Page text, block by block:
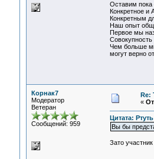
Оставим пока
Конкретное и
Конкретным
Наш опыт
Первое мы
Чем больше
могут верно
Корнак7
Модератор
Ветеран
Сообщений: 959
Re:
«
Цитата:
Вы бы
Зато